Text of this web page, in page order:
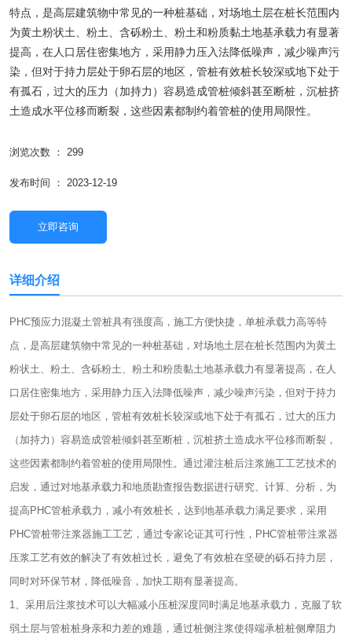
特点，是高层建筑物中常见的一种桩基础，对场地土层在桩长范围内
为黄土粉状土、粉土、含砾粉土、粉土和粉质黏土地基承载力有显著
提高，在人口居住密集地方，采用静力压入法降低噪声，减少噪声污
染，但对于持力层处于卵石层的地区，管桩有效桩长较深或地下处于
有孤石，过大的压力（加持力）容易造成管桩倾斜甚至断桩，沉桩挤
土造成水平位移而断裂，这些因素都制约着管桩的使用局限性。
浏览次数 ： 299
发布时间 ： 2023-12-19
立即咨询
详细介绍
PHC预应力混凝土管桩具有强度高，施工方便快捷，单桩承载力高等特
点，是高层建筑物中常见的一种桩基础，对场地土层在桩长范围内为黄土
粉状土、粉土、含砾粉土、粉土和粉质黏土地基承载力有显著提高，在人
口居住密集地方，采用静力压入法降低噪声，减少噪声污染，但对于持力
层处于卵石层的地区，管桩有效桩长较深或地下处于有孤石，过大的压力
（加持力）容易造成管桩倾斜甚至断桩，沉桩挤土造成水平位移而断裂，
这些因素都制约着管桩的使用局限性。通过灌注桩后注浆施工工艺技术的
启发，通过对地基承载力和地质勘查报告数据进行研究、计算、分析，为
提高PHC管桩承载力，减小有效桩长，达到地基承载力满足要求，采用
PHC管桩带注浆器施工工艺，通过专家论证其可行性，PHC管桩带注浆器
压浆工艺有效的解决了有效桩过长，避免了有效桩在坚硬的砾石持力层，
同时对环保节材，降低噪音，加快工期有显著提高。
1、采用后注浆技术可以大幅减小压桩深度同时满足地基承载力，克服了软
弱土层与管桩桩身亲和力差的难题，通过桩侧注浆使得端承桩桩侧摩阻力